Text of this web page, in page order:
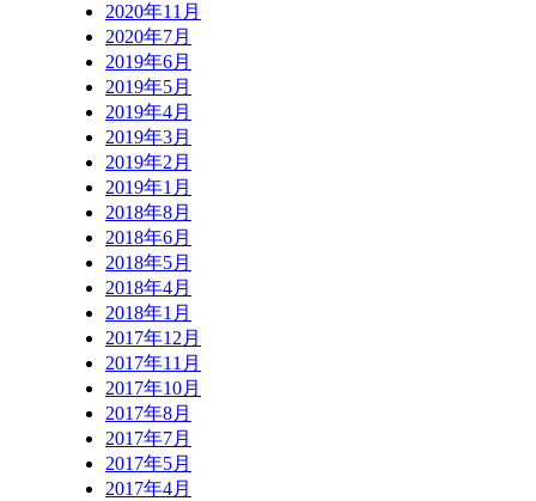
2020年11月
2020年7月
2019年6月
2019年5月
2019年4月
2019年3月
2019年2月
2019年1月
2018年8月
2018年6月
2018年5月
2018年4月
2018年1月
2017年12月
2017年11月
2017年10月
2017年8月
2017年7月
2017年5月
2017年4月